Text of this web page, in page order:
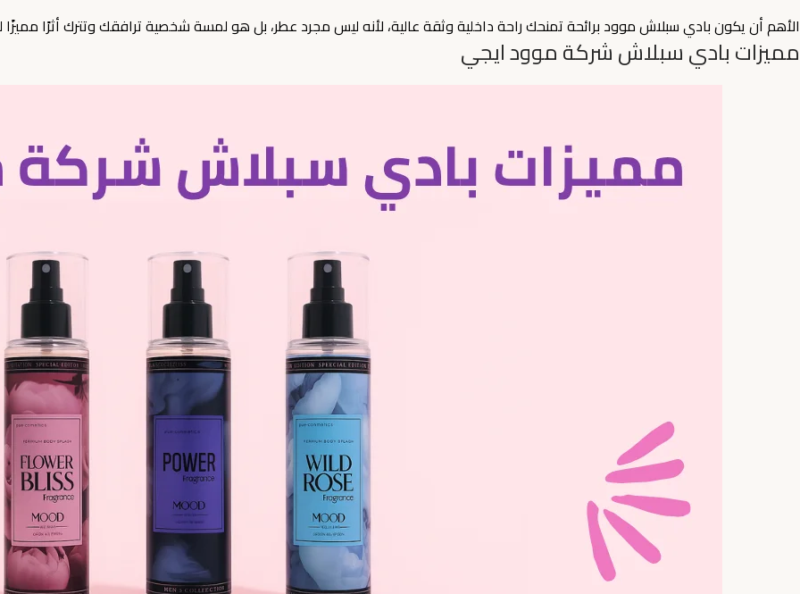
الأهم أن يكون بادي سبلاش موود برائحة تمنحك راحة داخلية وثقة عالية، لأنه ليس مجرد عطر، بل هو لمسة شخصية ترافقك وتترك أثرًا
مميزات بادي سبلاش شركة موود ايجي